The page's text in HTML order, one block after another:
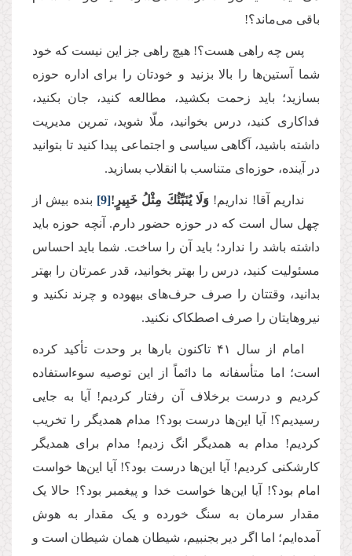
باقی می‌ماند؟!
پس چه راهی هست؟! هیچ راهی جز این نیست که خود
شما آستین‌ها را بالا بزنید و خودتان را برای اداره حوزه
بسازید؛ باید زحمت بکشید، مطالعه کنید، جان بکنید،
فداکاری کنید، درس بخوانید، ملّا شوید، تمرین مدیریت
داشته باشید، آگاهی سیاسی و اجتماعی پیدا کنید تا بتوانید
در آینده، حوزه‌ای متناسب با انقلاب بسازید.
نداریم آقا! نداریم! وَلَا يُنَبِّئُكَ مِثْلُ خَبِيرٍ![9] بنده بیش از
چهل سال است که در حوزه حضور دارم. آنچه حوزه باید
داشته باشد را ندارد؛ باید آن را ساخت. شما باید احساس
مسئولیت کنید، درس را بهتر بخوانید، قدر عمرتان را بهتر
بدانید، وقتتان را صرف حرف‌های بیهوده و چرند نکنید و
نیروهایتان را صرف اصطکاک نکنید.
امام از سال ۴۱ تاکنون بارها بر وحدت تأکید کرده
است؛ اما متأسفانه ما دائماً از این توصیه سوءاستفاده
کردیم و درست برخلاف آن رفتار کردیم! آیا به جایی
رسیدیم؟! آیا این‌ها درست بود؟! مدام همدیگر را تخریب
کردیم! مدام به همدیگر انگ زدیم! مدام برای همدیگر
کارشکنی کردیم! آیا این‌ها درست بود؟! آیا این‌ها خواست
امام بود؟! آیا این‌ها خواست خدا و پیغمبر بود؟! حالا یک
مقدار سرمان به سنگ خورده و یک مقدار به هوش
آمده‌ایم؛ اما اگر دیر بجنبیم، شیطان همان شیطان است و